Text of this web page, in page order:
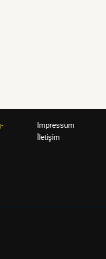
Impressum
İletişim